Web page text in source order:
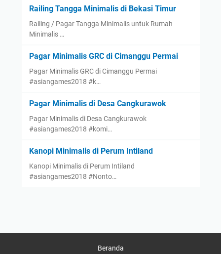
Railing Tangga Minimalis di Bekasi Timur
Railing / Pagar Tangga Minimalis untuk Rumah
Minimalis …
Pagar Minimalis GRC di Cimanggu Permai
Pagar Minimalis GRC di Cimanggu Permai
#asiangames2018 #k…
Pagar Minimalis di Desa Cangkurawok
Pagar Minimalis di Desa Cangkurawok
#asiangames2018 #komi…
Kanopi Minimalis di Perum Intiland
Kanopi Minimalis di Perum Intiland
#asiangames2018 #Nonto…
Beranda